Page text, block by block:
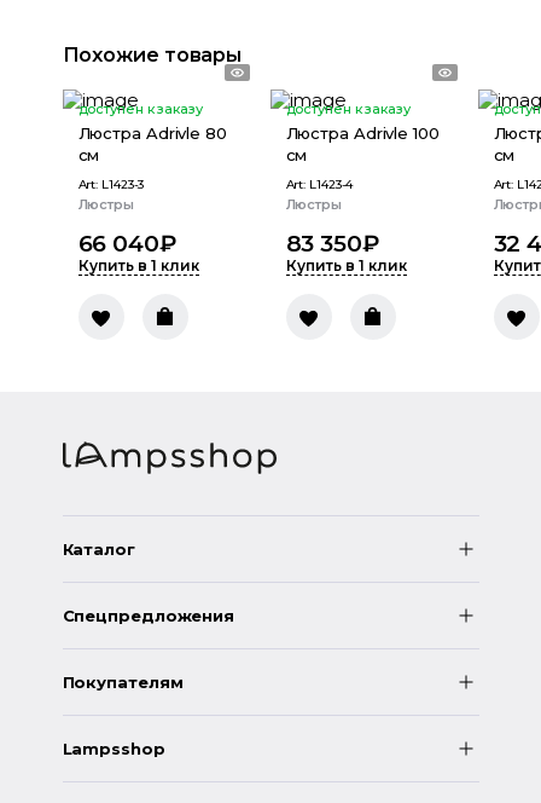
Похожие товары
доступен к заказу
Люстра Adrivle 80
см
Art: L1423-3
Люстры
66 040₽
Купить в 1 клик
доступен к заказу
Люстра Adrivle 100
см
Art: L1423-4
Люстры
83 350₽
Купить в 1 клик
см
Art:
32
Каталог
Спецпредложения
Покупателям
Lampsshop